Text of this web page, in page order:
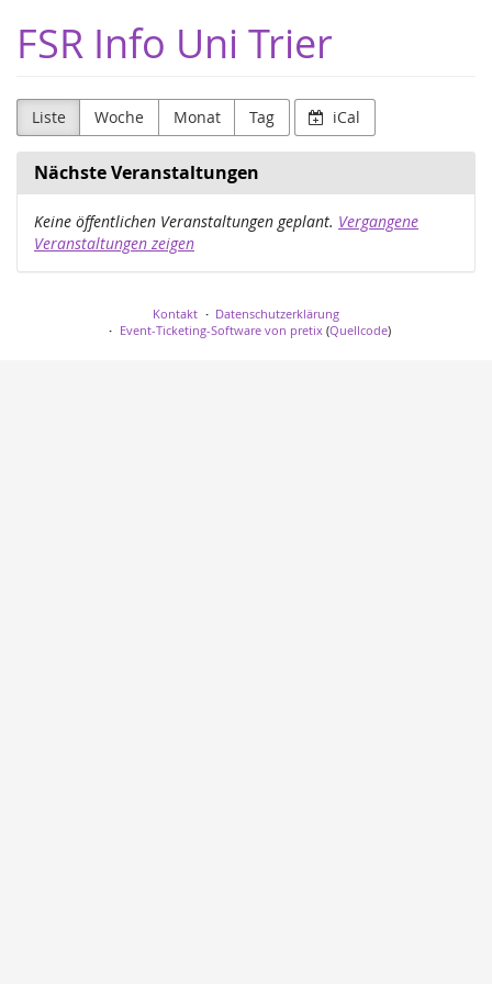
Haupt-
Inhalt
FSR Info Uni Trier
Liste Woche Monat Tag iCal
Nächste Veranstaltungen
Keine öffentlichen Veranstaltungen geplant. Vergangene
Veranstaltungen zeigen
Kontakt
Datenschutzerklärung
Event-Ticketing-Software von pretix(Quellcode)